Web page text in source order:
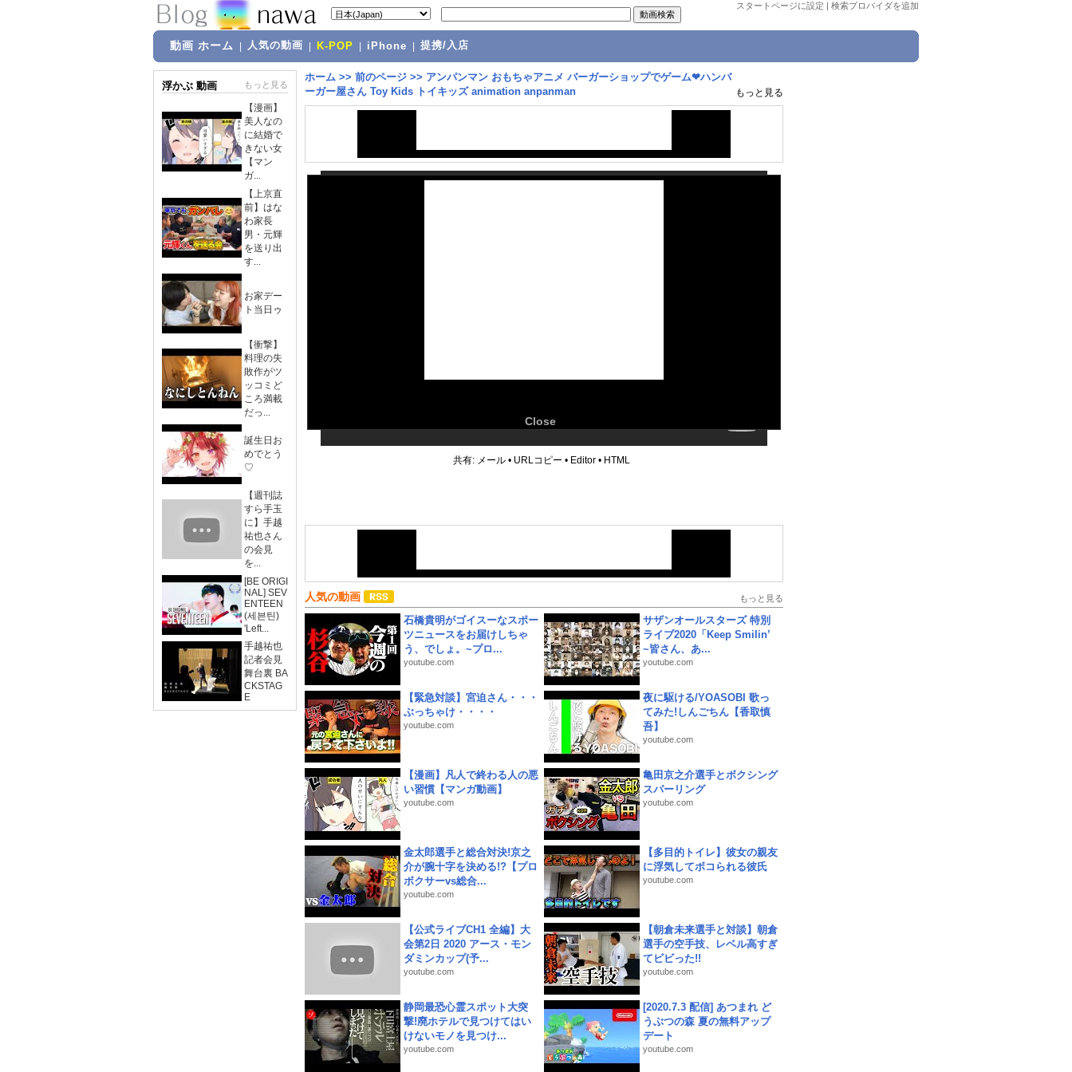
スタートページに設定 | 検索プロバイダを追加
動画 ホーム 人気の動画 K-POP iPhone 提携/入店
浮かぶ 動画 もっと見る
【漫画】
美人なの
に結婚で
きない女
【マン
ガ...
【上京直
前】はな
わ家長
男・元輝
を送り出
す...
お家デー
ト当日ゥ
【衝撃】
料理の失
敗作がツ
ッコミど
ころ満載
だっ...
誕生日お
めでとう
♡
【週刊誌
すら手玉
に】手越
祐也さん
の会見
を...
[BE ORIGI
NAL] SEV
ENTEEN
(세븐틴)
'Left...
手越祐也
記者会見
舞台裏 BA
CKSTAG
E
ホーム >> 前のページ >> アンパンマン おもちゃアニメ バーガーショップでゲーム❤ハンバ
ーガー屋さん Toy Kids トイキッズ animation anpanman
もっと見る
Close
共有: メール • URLコピー • Editor • HTML
人気の動画 もっと見る
石橋貴明がゴイスーなスポー
ツニュースをお届けしちゃ
う、でしょ。~プロ...
youtube.com
サザンオールスターズ 特別
ライブ2020「Keep Smilin’
~皆さん、あ...
youtube.com
【緊急対談】宮迫さん・・・
ぶっちゃけ・・・・
youtube.com
夜に駆ける/YOASOBI 歌っ
てみた!しんごちん【香取慎
吾】
youtube.com
【漫画】凡人で終わる人の悪
い習慣【マンガ動画】
youtube.com
亀田京之介選手とボクシング
スパーリング
youtube.com
金太郎選手と総合対決!京之
介が腕十字を決める!?【プロ
ボクサーvs総合...
youtube.com
【多目的トイレ】彼女の親友
に浮気してボコられる彼氏
youtube.com
【公式ライブCH1 全編】大
会第2日 2020 アース・モン
ダミンカップ(予...
youtube.com
【朝倉未来選手と対談】朝倉
選手の空手技、レベル高すぎ
てビビった!!
youtube.com
静岡最恐心霊スポット大突
撃!廃ホテルで見つけてはい
けないモノを見つけ...
youtube.com
[2020.7.3 配信] あつまれ ど
うぶつの森 夏の無料アップ
デート
youtube.com